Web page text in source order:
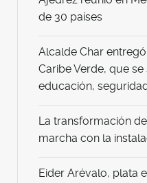
de 30 países
Alcalde Char
Caribe Verde, que
educación,
La transformación
marcha con la
Eider Arévalo, plata